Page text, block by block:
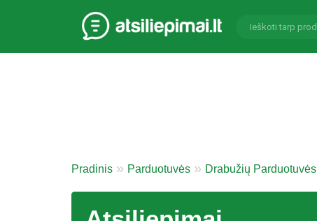
Pradinis Parduotuvės Drabužių Parduotuvės